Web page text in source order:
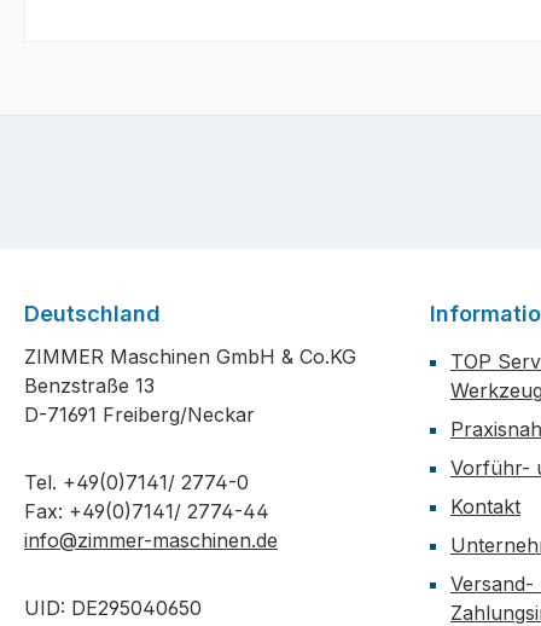
TOP
Vorführ-
Kontakt
Versand-
Deutschland
ZIMMER Maschinen GmbH & Co.KG
Benzstraße 13
D-71691 Freiberg/Neckar
Tel. +49(0)7141/ 2774-0
Fax: +49(0)7141/ 2774-44
info@zimmer-maschinen.de
UID: DE295040650